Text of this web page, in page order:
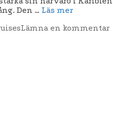
Den … Läs mer
Lämna en kommentar